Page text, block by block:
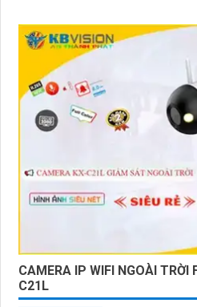
CAMERA IP WIFI NGOÀI TRỜI
C21L